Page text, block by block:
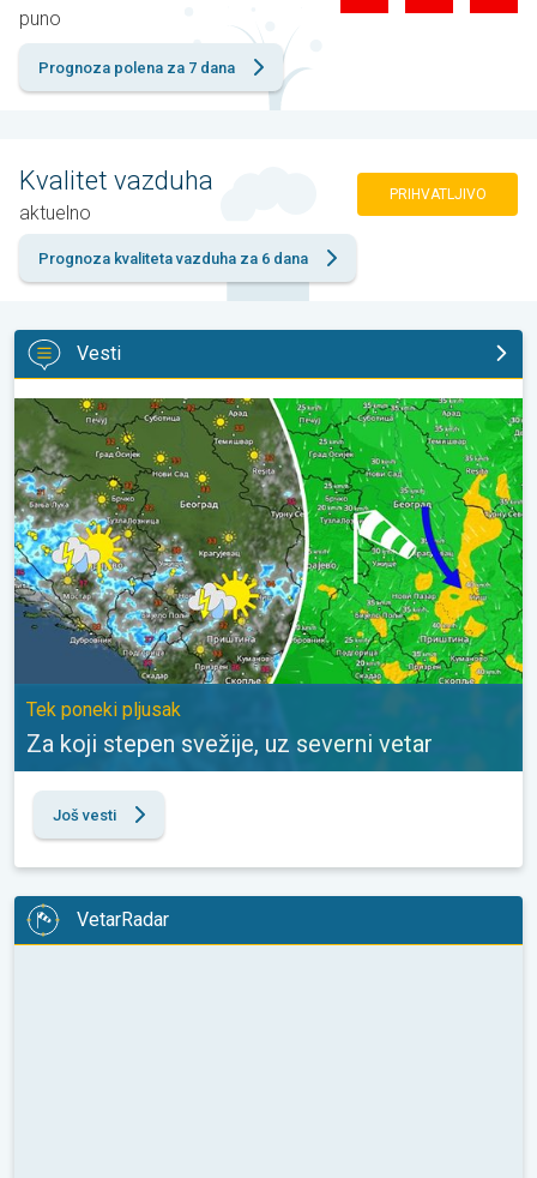
puno
Prognoza polena za 7 dana
Kvalitet vazduha
aktuelno
PRIHVATLJIVO
Prognoza kvaliteta vazduha za 6 dana
Vesti
Za koji stepen svežije, uz severni vetar. Tek poneki pljusak. . .
Tek poneki pljusak
Za koji stepen svežije, uz severni vetar
Još vesti
VetarRadar